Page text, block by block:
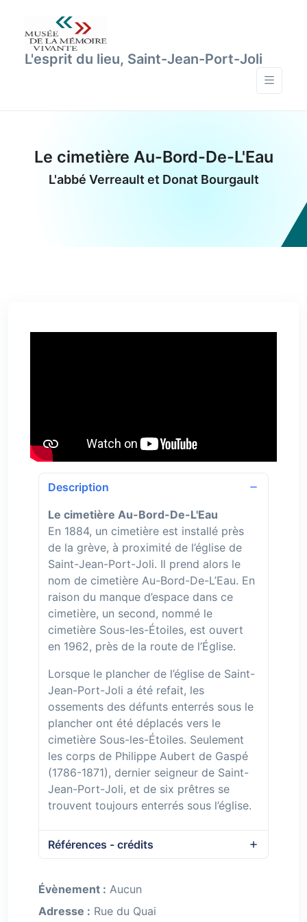
L'esprit du lieu, Saint-Jean-Port-Joli
Le cimetière Au-Bord-De-L'Eau
L'abbé Verreault et Donat Bourgault
Description
Le cimetière Au-Bord-De-L'Eau
En 1884, un cimetière est installé près
de la grève, à proximité de l’église de
Saint-Jean-Port-Joli. Il prend alors le
nom de cimetière Au-Bord-De-L’Eau. En
raison du manque d’espace dans ce
cimetière, un second, nommé le
cimetière Sous-les-Étoiles, est ouvert
en 1962, près de la route de l’Église.
Lorsque le plancher de l’église de Saint-
Jean-Port-Joli a été refait, les
ossements des défunts enterrés sous le
plancher ont été déplacés vers le
cimetière Sous-les-Étoiles. Seulement
les corps de Philippe Aubert de Gaspé
(1786-1871), dernier seigneur de Saint-
Jean-Port-Joli, et de six prêtres se
trouvent toujours enterrés sous l’église.
Références - crédits
Évènement : Aucun
Adresse : Rue du Quai